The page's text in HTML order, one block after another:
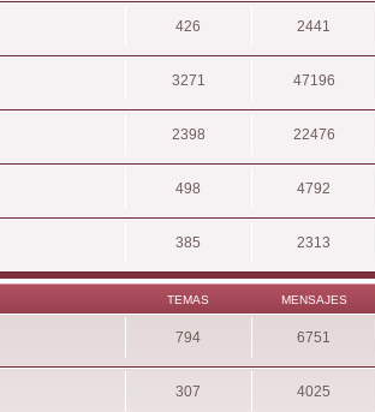
426 2441
3271 47196
2398 22476
498 4792
385 2313
TEMAS MENSAJES
794 6751
307 4025